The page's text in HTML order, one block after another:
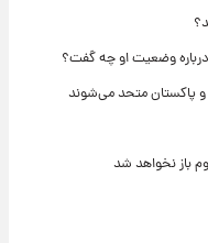
وضعیت او چه گفت؟
و پاکستان متحد می‌شوند
باز نخواهد شد